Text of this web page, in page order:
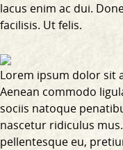
lacus enim ac dui.
facilisis. Ut felis.
Lorem ipsum dolor sit
Aenean commodo
sociis natoque
nascetur ridiculus
pellentesque eu,